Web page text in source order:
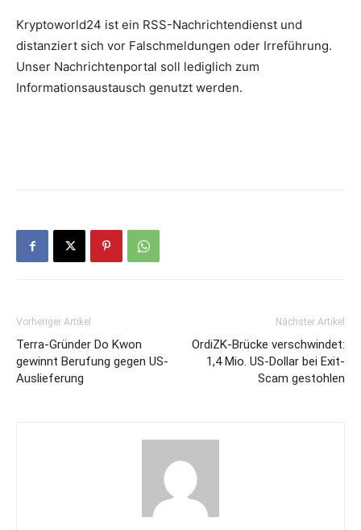
Kryptoworld24 ist ein RSS-Nachrichtendienst und
distanziert sich vor Falschmeldungen oder Irreführung.
Unser Nachrichtenportal soll lediglich zum
Informationsaustausch genutzt werden.
Vorheriger Artikel
Terra-Gründer Do Kwon
gewinnt Berufung gegen US-
Auslieferung
Nächster Artikel
OrdiZK-Brücke verschwindet:
1,4 Mio. US-Dollar bei Exit-
Scam gestohlen